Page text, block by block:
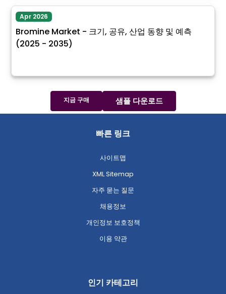
Apr 2026
Bromine Market - 크기, 공유, 산업 동향 및 예측
(2025 - 2035)
지금 구매 샘플 다운로드
빠른 링크
사이트맵
XML Sitemap
자주 묻는 질문
채용정보
개인정보 보호정책
이용 약관
인기 카테고리